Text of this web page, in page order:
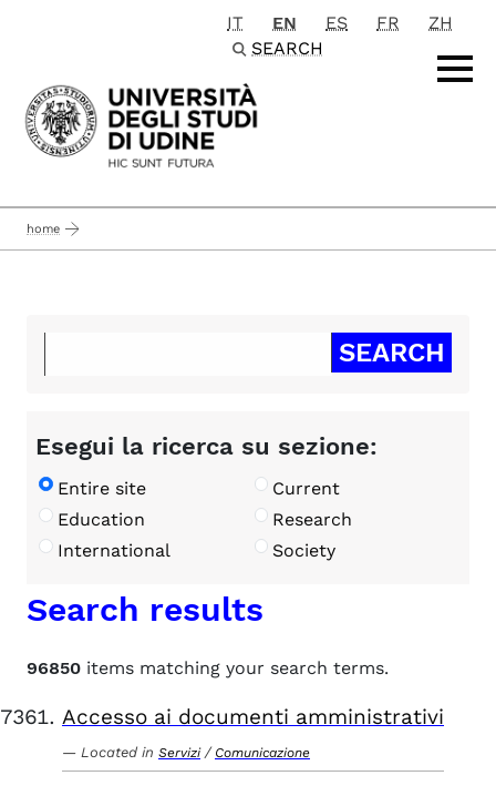
Passa al contenuto principale
IT EN ES FR
ZH
SEARCH
home
Esegui la ricerca su sezione:
Entire site
Current
Education
Research
International
Society
Search results
96850 items matching your search terms.
Accesso ai documenti amministrativi
Located in Servizi / Comunicazione